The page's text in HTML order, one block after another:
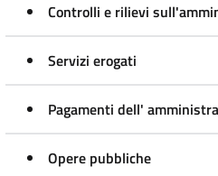
Controlli e rilievi
Servizi erogati
Pagamenti dell'
Opere pubbliche